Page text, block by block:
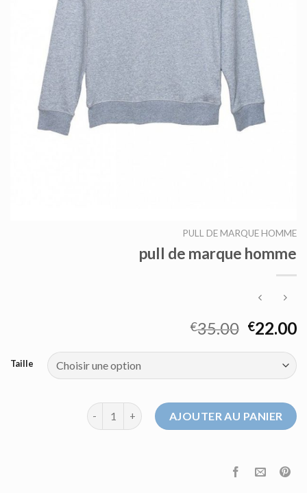
PULL DE MARQUE HOMME
pull de marque homme
€35.00 €22.00
Taille
quantité de pull de marque homme
AJOUTER AU PANIER